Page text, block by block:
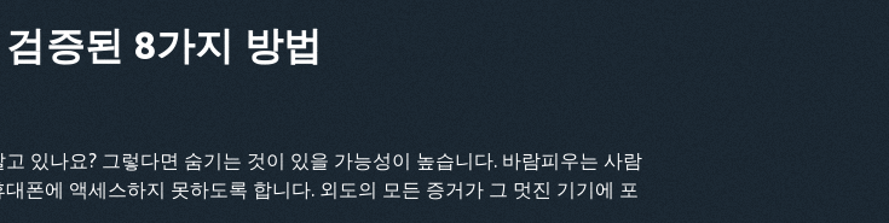
증된 8가지 방법
있나요? 그렇다면 숨기는 것이 있을 가능성이 높습니다. 바람피우는 사람
폰에 액세스하지 못하도록 합니다. 외도의 모든 증거가 그 멋진 기기에 포